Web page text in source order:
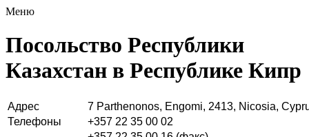
Меню
Посольство Республики
Казахстан в Республике Кипр
Адрес
7 Parthenonos, Engomi, 2413, Nicosia,
Телефоны
+357 22 35 00 02